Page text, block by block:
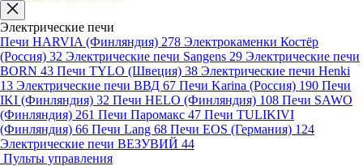
Электрические печи
Печи HARVIA (Финляндия) 278 Электрокаменки Костёр
(Россия) 32 Электрические печи Sangens 29 Электрические печи
BORN 43 Печи TYLO (Швеция) 38 Электрические печи Henki
13 Электрические печи ВВД 67 Печи Karina (Россия) 190 Печи
IKI (Финляндия) 32 Печи HELO (Финляндия) 108 Печи SAWO
(Финляндия) 261 Печи Паромакс 47 Печи TULIKIVI
(Финляндия) 66 Печи Lang 68 Печи EOS (Германия) 124
Электрические печи ВЕЗУВИЙ 44
Пульты управления